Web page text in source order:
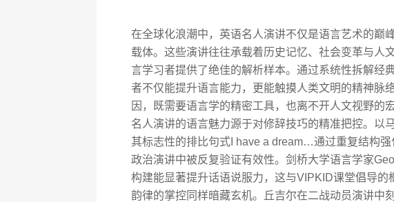
在全球化浪潮中，英语名人演讲不仅是语言艺术的巅
载体。这些演讲往往承载着历史记忆、社会变革与人
言学习者提供了绝佳的解析样本。通过系统性拆解经
者不仅能提升语言能力，更能触摸人类文明的精神脉
因，既需要语言学的精密工具，也离不开人文视野的
名人演讲的语言魅力源于对修辞技巧的精准把控。以
其标志性的排比句式I have a dream…通过重复结构
政治演讲中被反复验证有效性。剑桥大学语言学家
构建能显著提升话语说服力，这与VIPKID课堂倡导的
韵律的掌控同样暗藏玄机。丘吉尔在二战动员演讲中